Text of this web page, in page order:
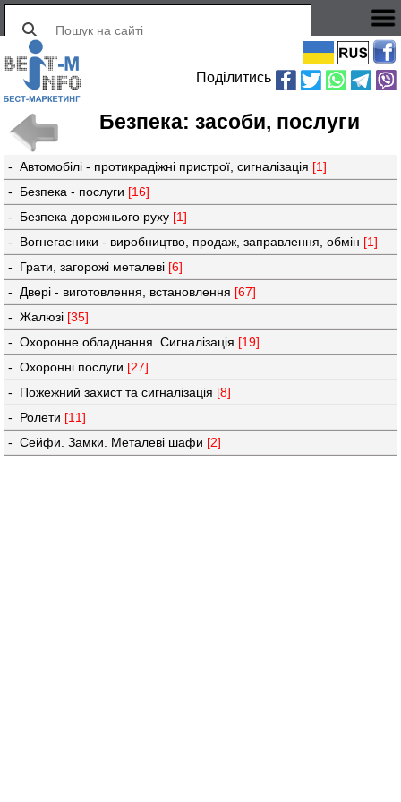
Поділитись
Безпека: засоби, послуги
- Автомобілі - протикрадіжні пристрої, сигналізація [1]
- Безпека - послуги [16]
- Безпека дорожнього руху [1]
- Вогнегасники - виробництво, продаж, заправлення, обмін [1]
- Грати, загорожі металеві [6]
- Двері - виготовлення, встановлення [67]
- Жалюзі [35]
- Охоронне обладнання. Сигналізація [19]
- Охоронні послуги [27]
- Пожежний захист та сигналізація [8]
- Ролети [11]
- Сейфи. Замки. Металеві шафи [2]